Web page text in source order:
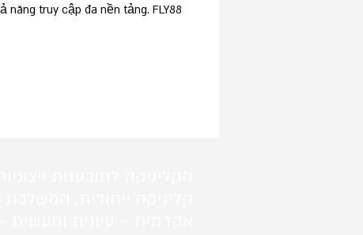
truy cập đa nền tảng. FLY88